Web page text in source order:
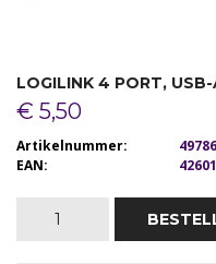
LOGILINK 4 PORT,
€ 5,50
Artikelnummer:
49786
EAN: